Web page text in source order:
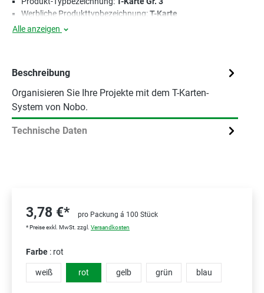
Werbliche Produkttypbezeichnung:T-Karte
Alle anzeigen
Beschreibung
Organisieren Sie Ihre Projekte mit dem T-Karten-
System von Nobo.
Technische Daten
3,78 €* pro Packung á 100 Stück
* Preise exkl. MwSt. zzgl. Versandkosten
Farbe : rot
weiß rot gelb grün blau